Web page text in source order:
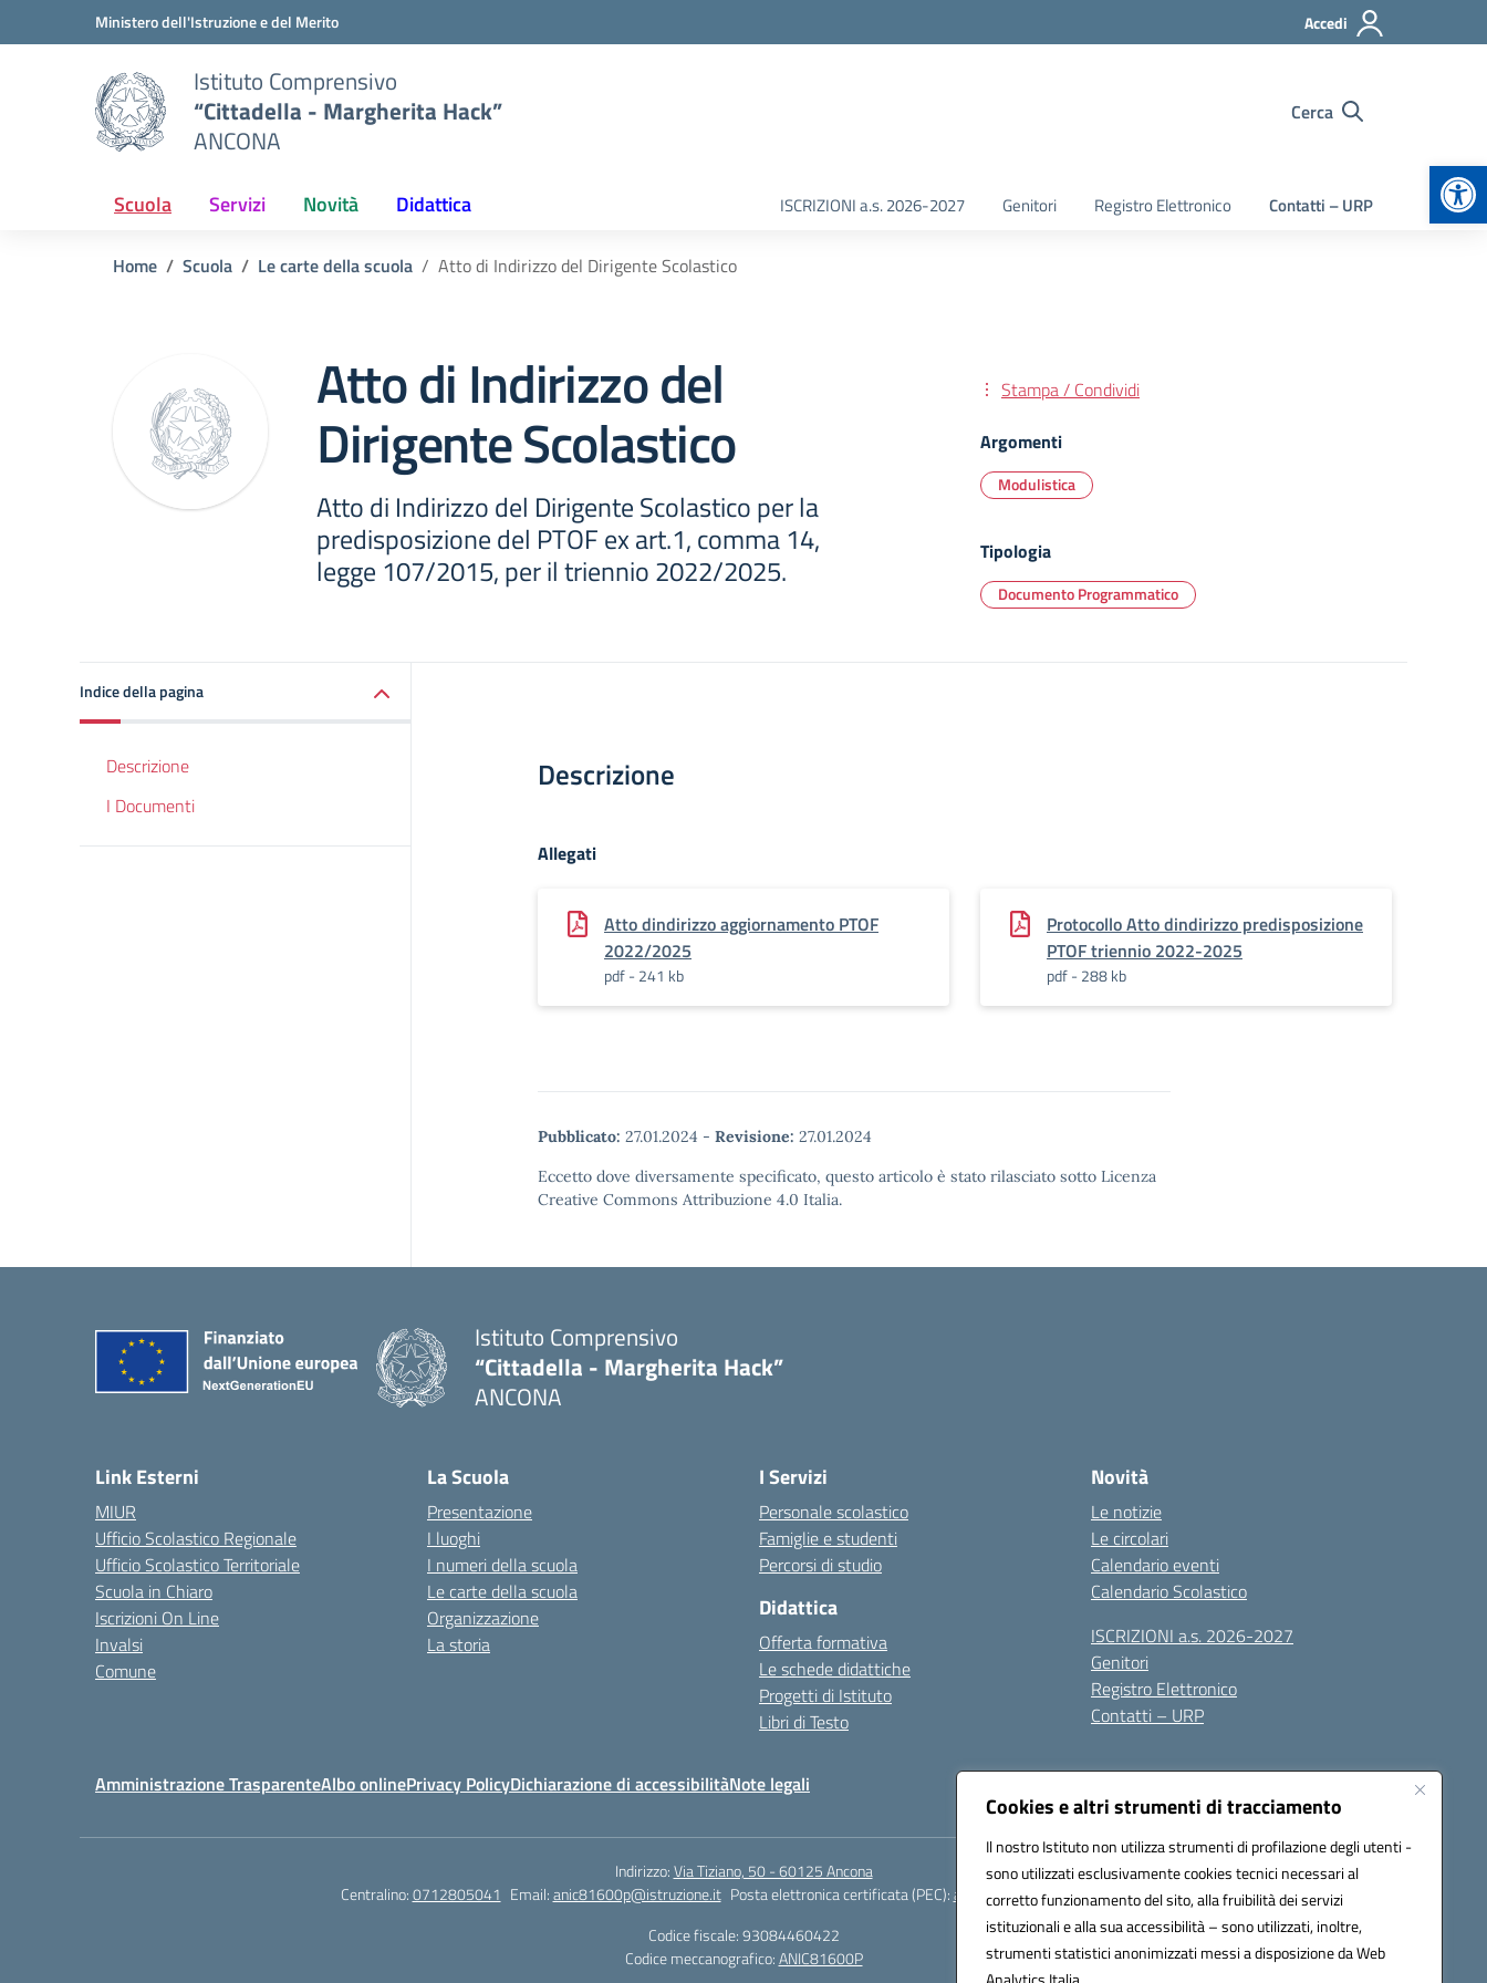
Cookies e altri strumenti di tracciamento
Il nostro Istituto non utilizza strumenti di profilazione degli utenti -
sono utilizzati esclusivamente cookies tecnici necessari al
corretto funzionamento del sito, alla fruibilità dei servizi
istituzionali e alla sua accessibilità – sono utilizzati, inoltre,
strumenti statistici anonimizzati messi a disposizione da Web
Vai ai contenuti
Vai al menu di navigazioneMinistero dell'Istruzione e del Merito Accedi
Istituto Comprensivo
“Cittadella - Margherita Hack”
ANCONA
Cerca
Scuola Servizi Novità Didattica ISCRIZIONI a.s. 2026-2027 Genitori Registro Elettronico Contatti – URP
Home Scuola Le carte della scuola Atto di Indirizzo del Dirigente Scolastico
Atto di Indirizzo del
Dirigente Scolastico
Atto di Indirizzo del Dirigente Scolastico per la
predisposizione del PTOF ex art.1, comma 14,
legge 107/2015, per il triennio 2022/2025.
Stampa / Condividi
Argomenti
Modulistica
Tipologia
Documento Programmatico
Indice della pagina
Descrizione
I Documenti
Descrizione
Allegati
Atto dindirizzo aggiornamento PTOF
2022/2025
pdf - 241 kb
Protocollo Atto dindirizzo predisposizione
PTOF triennio 2022-2025
pdf - 288 kb
Pubblicato: 27.01.2024 - Revisione: 27.01.2024
Eccetto dove diversamente specificato, questo articolo è stato rilasciato sotto Licenza
Creative Commons Attribuzione 4.0 Italia.
Istituto Comprensivo
“Cittadella - Margherita Hack”
ANCONA
Link Esterni
MIUR
Ufficio Scolastico Regionale
Ufficio Scolastico Territoriale
Scuola in Chiaro
Iscrizioni On Line
Invalsi
Comune
La Scuola
Presentazione
I luoghi
I numeri della scuola
Le carte della scuola
Organizzazione
La storia
I Servizi
Personale scolastico
Famiglie e studenti
Percorsi di studio
Didattica
Offerta formativa
Le schede didattiche
Progetti di Istituto
Libri di Testo
Novità
Le notizie
Le circolari
Calendario eventi
Calendario Scolastico
ISCRIZIONI a.s. 2026-2027
Genitori
Registro Elettronico
Contatti – URP
Amministrazione TrasparenteAlbo onlinePrivacy PolicyDichiarazione di accessibilitàNote legali
Indirizzo:Via Tiziano, 50 - 60125 Ancona
Centralino:0712805041 Email:anic81600p@istruzione.it Posta elettronica certificata (PEC):anic81600p@pec.istruzione.it
Codice fiscale: 93084460422
Codice meccanografico:ANIC81600P